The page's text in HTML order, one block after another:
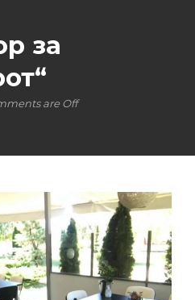
за
are Off